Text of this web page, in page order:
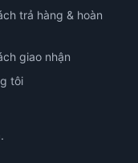
trả hàng & hoàn
giao nhận
tôi